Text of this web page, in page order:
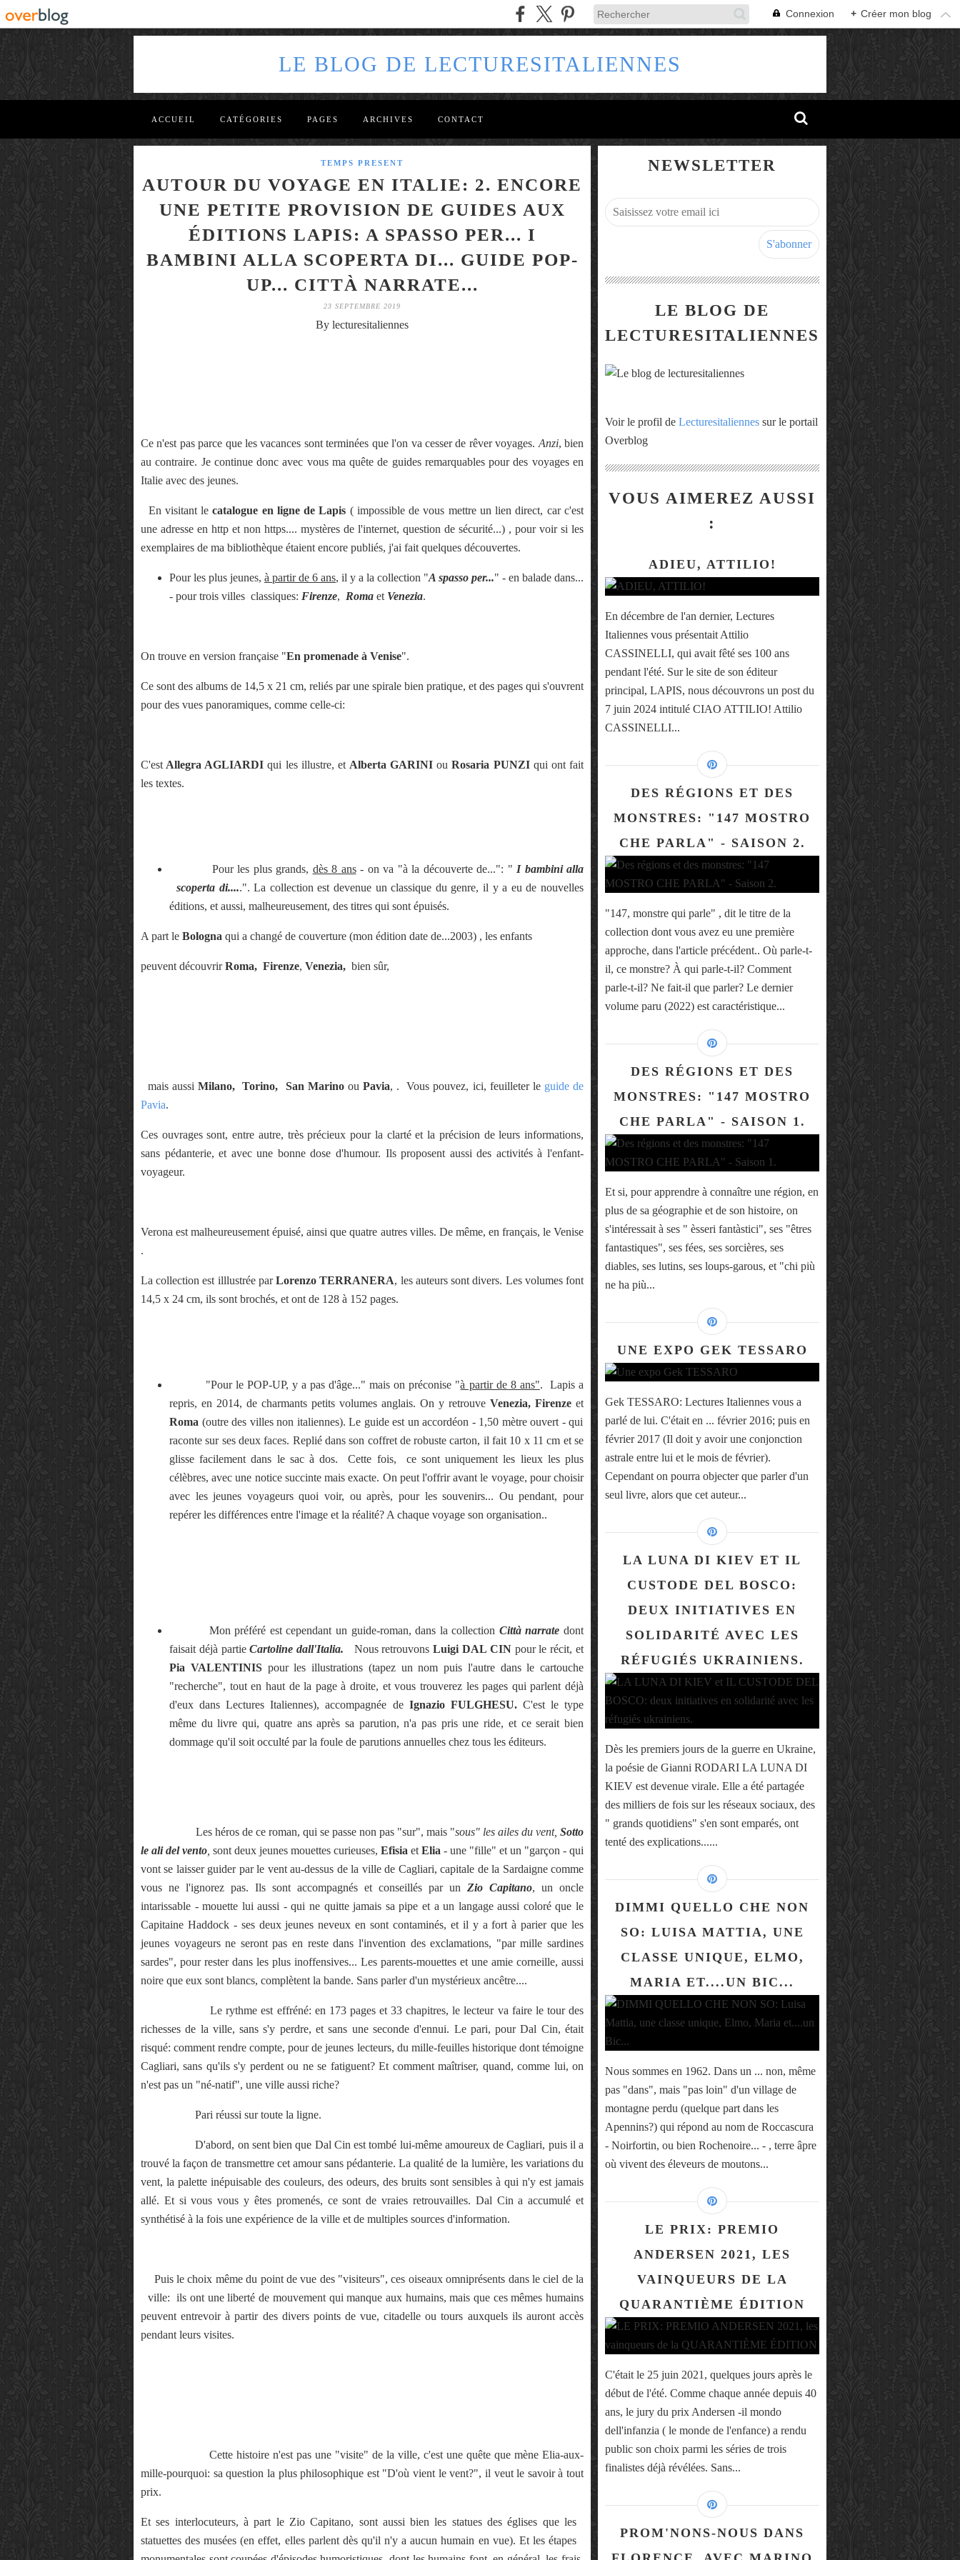
Connexion + Créer mon blog
LE BLOG DE LECTURESITALIENNES
ACCUEIL CATÉGORIES PAGES ARCHIVES CONTACT
TEMPS PRESENT
AUTOUR DU VOYAGE EN ITALIE: 2. ENCORE
UNE PETITE PROVISION DE GUIDES AUX
ÉDITIONS LAPIS: A SPASSO PER... I
BAMBINI ALLA SCOPERTA DI... GUIDE POP-
UP... CITTÀ NARRATE...
23 SEPTEMBRE 2019
By lecturesitaliennes
Ce n'est pas parce que les vacances sont terminées que l'on va cesser de rêver voyages. Anzi, bien
au contraire. Je continue donc avec vous ma quête de guides remarquables pour des voyages en
Italie avec des jeunes.
En visitant lecatalogue en ligne de Lapis ( impossible de vous mettre un lien direct, car c'est
une adresse en http et non https.... mystères de l'internet, question de sécurité...) , pour voir si les
exemplaires de ma bibliothèque étaient encore publiés, j'ai fait quelques découvertes.
Pour les plus jeunes, à partir de 6 ans, il y a la collection "A spasso per..." - en balade dans...
- pour trois villes classiques: Firenze, Roma et Venezia.
On trouve en version française "En promenade à Venise".
Ce sont des albums de 14,5 x 21 cm, reliés par une spirale bien pratique, et des pages qui s'ouvrent
pour des vues panoramiques, comme celle-ci:
C'est Allegra AGLIARDI qui les illustre, et Alberta GARINI ouRosaria PUNZI qui ont fait
les textes.
Pour les plus grands, dès 8 ans- on va "à la découverte de...": " I bambini alla
scoperta di.....". La collection est devenue un classique du genre, il y a eu de nouvelles
éditions, et aussi, malheureusement, des titres qui sont épuisés.
A part le Bologna qui a changé de couverture (mon édition date de...2003) , les enfants
peuvent découvrirRoma, Firenze, Venezia, bien sûr,
mais aussiMilano,Torino, San Marino ou Pavia, . Vous pouvez, ici, feuilleter le guide de
Pavia.
Ces ouvrages sont, entre autre, très précieux pour la clarté et la précision de leurs informations,
sans pédanterie, et avec une bonne dose d'humour. Ils proposent aussi des activités à l'enfant-
voyageur.
Verona est malheureusement épuisé, ainsi que quatre autres villes. De même, en français, le Venise
.
La collection est illlustrée parLorenzo TERRANERA, les auteurs sont divers. Les volumes font
14,5 x 24 cm, ils sont brochés, et ont de 128 à 152 pages.
"Pour le POP-UP, y a pas d'âge..." mais on préconise "à partir de 8 ans". Lapis a
repris, en 2014, de charmants petits volumes anglais. On y retrouve Venezia, Firenze et
Roma (outre des villes non italiennes). Le guide est un accordéon - 1,50 mètre ouvert - qui
raconte sur ses deux faces. Replié dans son coffret de robuste carton, il fait 10 x 11 cm et se
glisse facilement dans le sac à dos. Cette fois, ce sont uniquement les lieux les plus
célèbres, avec une notice succinte mais exacte. On peut l'offrir avant le voyage, pour choisir
avec les jeunes voyageurs quoi voir, ou après, pour les souvenirs... Ou pendant, pour
repérer les différences entre l'image et la réalité? A chaque voyage son organisation..
Mon préféré est cependant un guide-roman, dans la collection Città narratedont
faisait déjà partieCartoline dall'Italia. Nous retrouvons Luigi DAL CINpour le récit, et
Pia VALENTINISpour les illustrations (tapez un nom puis l'autre dans le cartouche
"recherche", tout en haut de la page à droite, et vous trouverez les pages qui parlent déjà
d'eux dans Lectures Italiennes), accompagnée deIgnazio FULGHESU. C'est le type
même du livre qui, quatre ans après sa parution, n'a pas pris une ride, et ce serait bien
dommage qu'il soit occulté par la foule de parutions annuelles chez tous les éditeurs.
Les héros de ce roman, qui se passe non pas "sur", mais "sous" les ailes du vent,Sotto
le ali del vento sont deux jeunes mouettes curieuses, Efisia et Elia - une "fille" et un "garçon - qui
vont se laisser guider par le vent au-dessus de la ville de Cagliari, capitale de la Sardaigne comme
vous ne l'ignorez pas. Ils sont accompagnés et conseillés par un Zio Capitano, un oncle
intarissable - mouette lui aussi - qui ne quitte jamais sa pipe et a un langage aussi coloré que le
Capitaine Haddock - ses deux jeunes neveux en sont contaminés, et il y a fort à parier que les
jeunes voyageurs ne seront pas en reste dans l'invention des exclamations, "par mille sardines
sardes", pour rester dans les plus inoffensives... Les parents-mouettes et une amie corneille, aussi
noire que eux sont blancs, complètent la bande. Sans parler d'un mystérieux ancêtre....
Le rythme est effréné: en 173 pages et 33 chapitres, le lecteur va faire le tour des
richesses de la ville, sans s'y perdre, et sans une seconde d'ennui. Le pari, pour Dal Cin, était
risqué: comment rendre compte, pour de jeunes lecteurs, du mille-feuilles historique dont témoigne
Cagliari, sans qu'ils s'y perdent ou ne se fatiguent? Et comment maîtriser, quand, comme lui, on
n'est pas un "né-natif", une ville aussi riche?
Pari réussi sur toute la ligne.
D'abord, on sent bien que Dal Cin est tombé lui-même amoureux de Cagliari, puis il a
trouvé la façon de transmettre cet amour sans pédanterie. La qualité de la lumière, les variations du
vent, la palette inépuisable des couleurs, des odeurs, des bruits sont sensibles à qui n'y est jamais
allé. Et si vous vous y êtes promenés, ce sont de vraies retrouvailles. Dal Cin a accumulé et
synthétisé à la fois une expérience de la ville et de multiples sources d'information.
Puis le choix même du point de vue des "visiteurs", ces oiseaux omniprésents dans le ciel de la
ville: ils ont une liberté de mouvement qui manque aux humains, mais que ces mêmes humains
peuvent entrevoir à partir des divers points de vue, citadelle ou tours auxquels ils auront accès
pendant leurs visites.
Cette histoire n'est pas une "visite" de la ville, c'est une quête que mène Elia-aux-
mille-pourquoi: sa question la plus philosophique est "D'où vient le vent?", il veut le savoir à tout
prix.
Et ses interlocuteurs, à part le Zio Capitano, sont aussi bien les statues des églises que les
statuettes des musées (en effet, elles parlent dès qu'il n'y a aucun humain en vue). Et les étapes
NEWSLETTER
LE BLOG DE
LECTURESITALIENNES
Voir le profil de Lecturesitaliennes sur le portail
Overblog
VOUS AIMEREZ AUSSI
:
ADIEU, ATTILIO!
En décembre de l'an dernier, Lectures
Italiennes vous présentait Attilio
CASSINELLI, qui avait fêté ses 100 ans
pendant l'été. Sur le site de son éditeur
principal, LAPIS, nous découvrons un post du
7 juin 2024 intitulé CIAO ATTILIO! Attilio
CASSINELLI...
DES RÉGIONS ET DES
MONSTRES: "147 MOSTRO
CHE PARLA" - SAISON 2.
"147, monstre qui parle" , dit le titre de la
collection dont vous avez eu une première
approche, dans l'article précédent.. Où parle-t-
il, ce monstre? À qui parle-t-il? Comment
parle-t-il? Ne fait-il que parler? Le dernier
volume paru (2022) est caractéristique...
DES RÉGIONS ET DES
MONSTRES: "147 MOSTRO
CHE PARLA" - SAISON 1.
Et si, pour apprendre à connaître une région, en
plus de sa géographie et de son histoire, on
s'intéressait à ses " èsseri fantàstici", ses "êtres
fantastiques", ses fées, ses sorcières, ses
diables, ses lutins, ses loups-garous, et "chi più
ne ha più...
UNE EXPO GEK TESSARO
Gek TESSARO: Lectures Italiennes vous a
parlé de lui. C'était en ... février 2016; puis en
février 2017 (Il doit y avoir une conjonction
astrale entre lui et le mois de février).
Cependant on pourra objecter que parler d'un
seul livre, alors que cet auteur...
LA LUNA DI KIEV ET IL
CUSTODE DEL BOSCO:
DEUX INITIATIVES EN
SOLIDARITÉ AVEC LES
RÉFUGIÉS UKRAINIENS.
Dès les premiers jours de la guerre en Ukraine,
la poésie de Gianni RODARI LA LUNA DI
KIEV est devenue virale. Elle a été partagée
des milliers de fois sur les réseaux sociaux, des
" grands quotidiens" s'en sont emparés, ont
tenté des explications......
DIMMI QUELLO CHE NON
SO: LUISA MATTIA, UNE
CLASSE UNIQUE, ELMO,
MARIA ET....UN BIC...
Nous sommes en 1962. Dans un ... non, même
pas "dans", mais "pas loin" d'un village de
montagne perdu (quelque part dans les
Apennins?) qui répond au nom de Roccascura
- Noirfortin, ou bien Rochenoire... - , terre âpre
où vivent des éleveurs de moutons...
LE PRIX: PREMIO
ANDERSEN 2021, LES
VAINQUEURS DE LA
QUARANTIÈME ÉDITION
C'était le 25 juin 2021, quelques jours après le
début de l'été. Comme chaque année depuis 40
ans, le jury du prix Andersen -il mondo
dell'infanzia ( le monde de l'enfance) a rendu
public son choix parmi les séries de trois
finalistes déjà révélées. Sans...
PROM'NONS-NOUS DANS